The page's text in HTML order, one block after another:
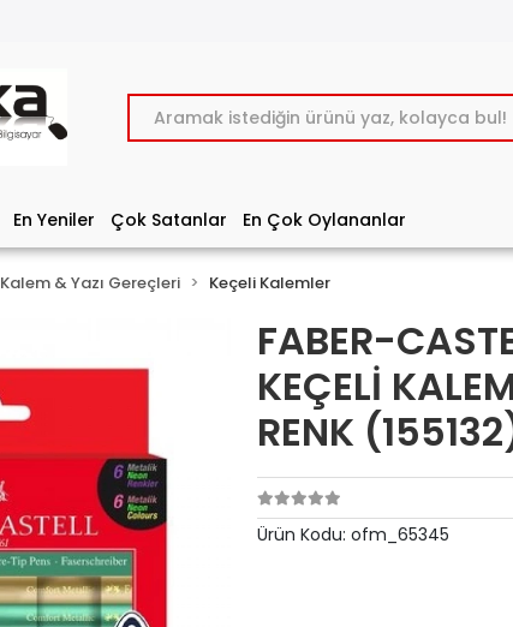
En Yeniler Çok Satanlar En Çok Oylananlar
Kalem & Yazı Gereçleri Keçeli Kalemler
FABER-
KEÇELİ
RENK
Ürün Kodu:ofm_65345